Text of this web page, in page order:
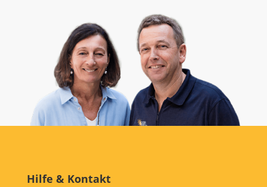
Hilfe & Kontakt